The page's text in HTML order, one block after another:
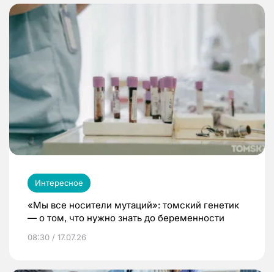
Интересное
«Мы все носители мутаций»: томский генетик
— о том, что нужно знать до беременности
08:30 / 17.07.26